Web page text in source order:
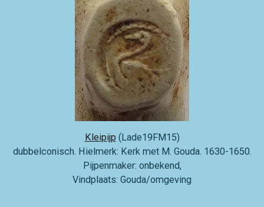
Kleipijp (Lade19FM15)
dubbelconisch. Hielmerk: Kerk met M. Gouda. 1630-1650.
Pijpenmaker: onbekend,
Vindplaats: Gouda/omgeving